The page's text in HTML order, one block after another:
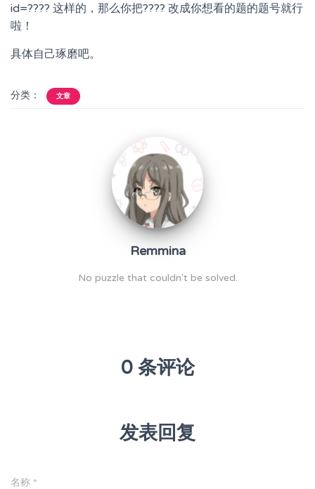
id=???? 这样的，那么你把???? 改成你想看的题的题号就行
啦！
具体自己琢磨吧。
分类： 文章
Remmina
No puzzle that couldn't be solved.
0 条评论
发表回复
名称 *